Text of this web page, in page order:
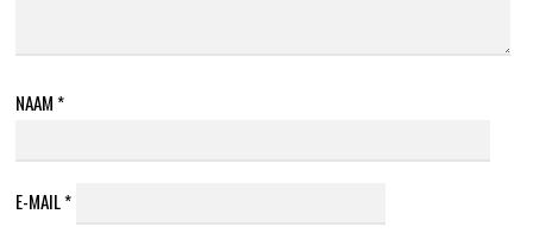
NAAM *
E-MAIL*